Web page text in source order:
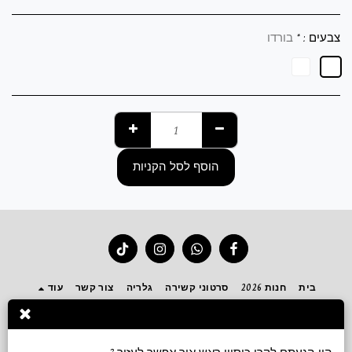
צבעים :* בורדו
הוסף לסל הקניות
בית חנות 2026 סרטוני קשירה גלריה צור קשר עוד